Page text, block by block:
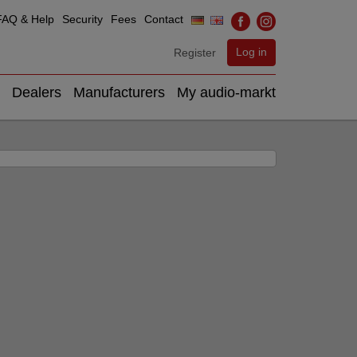
& Help Security Fees Contact
Register Log in
Dealers Manufacturers My audio-markt